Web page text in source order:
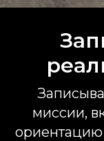
миссии,
ориентацию